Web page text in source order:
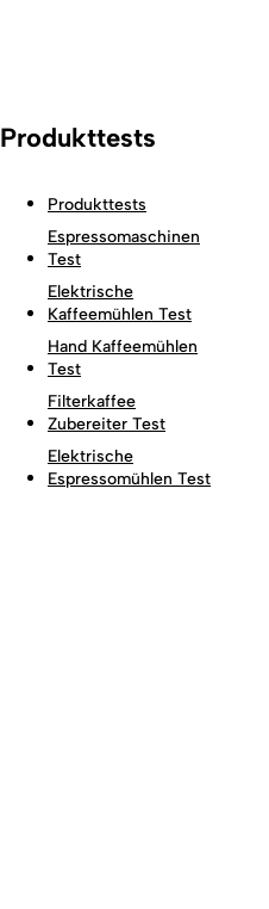
Produkttests
Produkttests
Espressomaschinen
Test
Elektrische
Kaffeemühlen Test
Hand Kaffeemühlen
Test
Filterkaffee
Zubereiter Test
Elektrische
Espressomühlen Test